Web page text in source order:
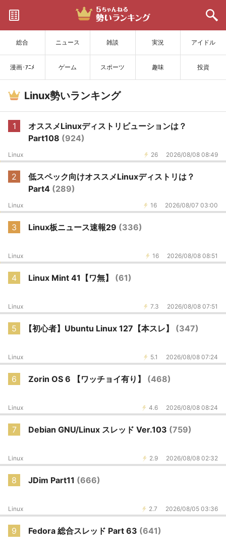
総合 ニュース 雑談 実況 アイドル
漫画･ｱﾆﾒ ゲーム スポーツ 趣味 投資
サイトを更新
Linux勢いランキング
1
オススメLinuxディストリビューションは？
Part108 (924)
26 2026/08/08 08:49
Linux
2
低スペック向けオススメLinuxディストリは？
Part4 (289)
16 2026/08/07 03:00
Linux
3 Linux板ニュース速報29 (336)
16 2026/08/08 08:51
Linux
4 Linux Mint 41【ワ無】 (61)
7.3 2026/08/08 07:51
Linux
5 【初心者】Ubuntu Linux 127【本スレ】 (347)
5.1 2026/08/08 07:24
Linux
6 Zorin OS 6 【ワッチョイ有り】 (468)
4.6 2026/08/08 08:24
Linux
7 Debian GNU/Linux スレッド Ver.103 (759)
2.9 2026/08/08 02:32
Linux
8 JDim Part11 (666)
2.7 2026/08/05 03:36
Linux
9 Fedora 総合スレッド Part 63 (641)